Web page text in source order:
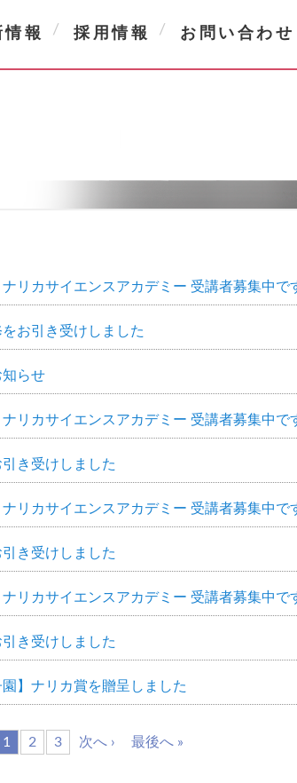
情報 採用情報 お問い合わせ
ナリカサイエンスアカデミー 受講者募集中で
お引き受けしました
らせ
ナリカサイエンスアカデミー 受講者募集中で
き受けしました
ナリカサイエンスアカデミー 受講者募集中で
き受けしました
ナリカサイエンスアカデミー 受講者募集中で
き受けしました
園】ナリカ賞を贈呈しました
1 2 3 次へ › 最後へ »